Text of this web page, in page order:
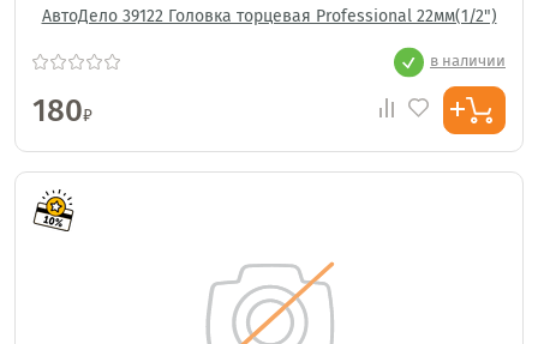
АвтоДело 39122 Головка торцевая Professional 22мм(1/2")
в наличии
180₽